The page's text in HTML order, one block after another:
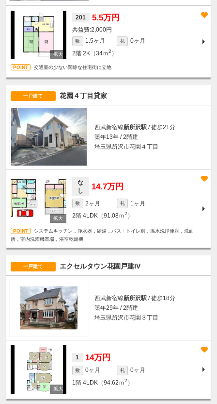
201 5.5万円
2,000円
敷 1.5ヶ月 礼
0ヶ月
2階 2K（34ｍ2 ）
交通量の少ない閑静な住宅街に立地
一戸建て 花園４丁目貸家
西武新宿線新所沢駅 / 徒歩21分
築年13年 / 2階建
埼玉県所沢市花園４丁目
な
し
14.7万円
敷 2ヶ月 礼
1ヶ月
2階 4LDK（91.08ｍ2 ）
システムキッチン，浄水器，給湯，バス・トイレ別，温水洗浄便座，洗面
所，室内洗濯機置場，浴室乾燥機
一戸建て エクセルタウン花園戸建IV
西武新宿線新所沢駅 / 徒歩18分
築年29年 / 2階建
埼玉県所沢市花園３丁目
1 14万円
敷 0ヶ月 礼
0ヶ月
1階 4LDK（94.62ｍ2 ）